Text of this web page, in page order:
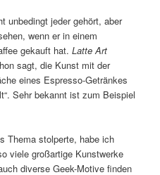
unbedingt jeder gehört, aber
wenn er in einem
gekauft hat.Latte Art
sagt, die Kunst mit der
eines Espresso-Getränkes
Sehr bekannt ist zum Beispiel
Thema stolperte, habe ich
viele großartige Kunstwerke
diverse Geek-Motive finden